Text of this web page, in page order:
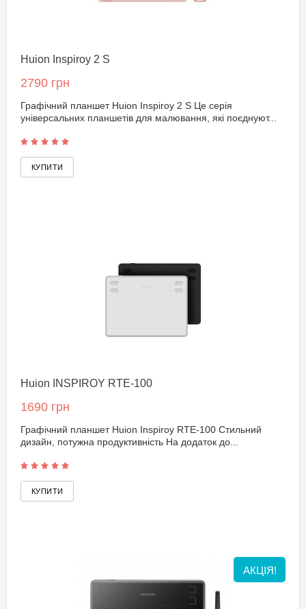
Huion Inspiroy 2 S
2790 грн
Графічний планшет Huion Inspiroy 2 S Це серія
універсальних планшетів для малювання, які поєднуют...
Huion INSPIROY RTE-100
1690 грн
Графічний планшет Huion Inspiroy RTE-100 Стильний
дизайн, потужна продуктивність На додаток до...
АКЦІЯ!